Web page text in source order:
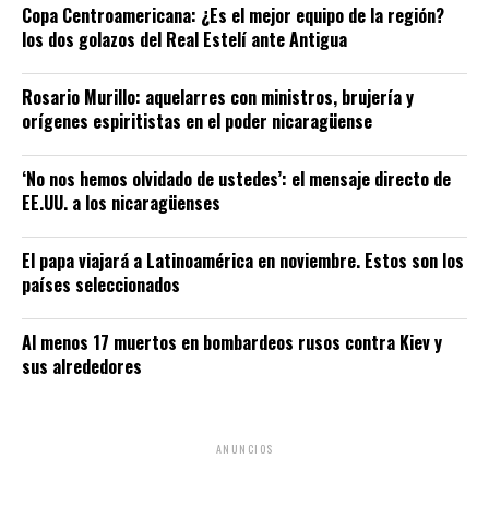
Copa Centroamericana: ¿Es el mejor equipo de la región?
los dos golazos del Real Estelí ante Antigua
Rosario Murillo: aquelarres con ministros, brujería y
orígenes espiritistas en el poder nicaragüense
‘No nos hemos olvidado de ustedes’: el mensaje directo de
EE.UU. a los nicaragüenses
El papa viajará a Latinoamérica en noviembre. Estos son los
países seleccionados
Al menos 17 muertos en bombardeos rusos contra Kiev y
sus alrededores
ANUNCIOS